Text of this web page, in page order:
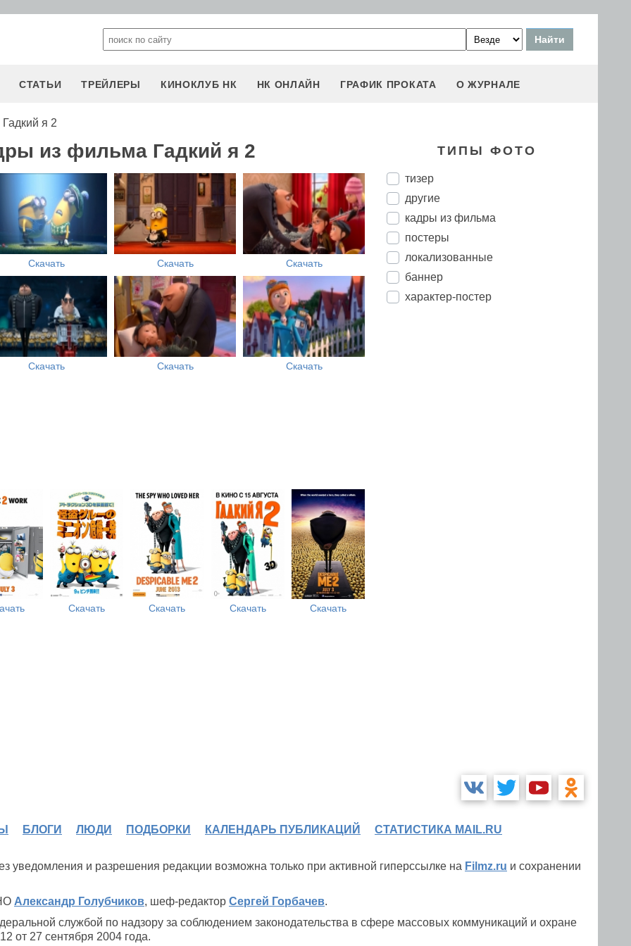
СТАТЬИ ТРЕЙЛЕРЫ КИНОКЛУБ НК НК ОНЛАЙН ГРАФИК ПРОКАТА О ЖУРНАЛЕ
я 2
из фильма Гадкий я 2
Скачать Скачать Скачать
Скачать Скачать Скачать
Скачать Скачать Скачать Скачать
ТИПЫ ФОТО
тизер
другие
кадры из фильма
постеры
локализованные
баннер
характер-постер
БЛОГИ ЛЮДИ ПОДБОРКИ КАЛЕНДАРЬ ПУБЛИКАЦИЙ СТАТИСТИКА MAIL.RU
уведомления и разрешения редакции возможна только при активной гиперссылке на Filmz.ru и сохранении
Александр Голубчиков, шеф-редактор Сергей Горбачев.
службой по надзору за соблюдением законодательства в сфере массовых коммуникаций и охране
от 27 сентября 2004 года.